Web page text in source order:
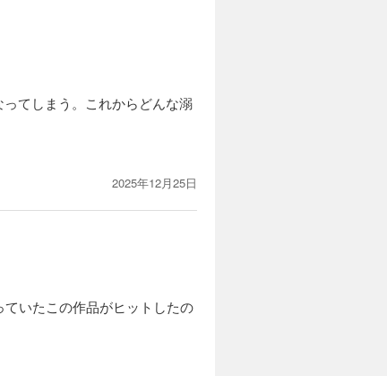
てしまう。これからどんな溺
2025年12月25日
いたこの作品がヒットしたの